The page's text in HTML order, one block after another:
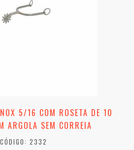
5/16 COM ROSETA DE 10
ARGOLA SEM CORREIA
CÓDIGO: 2332